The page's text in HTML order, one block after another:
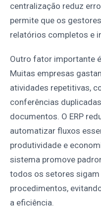
centralização reduz
permite que os
relatórios completos e
Outro fator importante
Muitas empresas
atividades repetitivas,
conferências
documentos. O ERP
automatizar fluxos
produtividade e
sistema promove
todos os setores
procedimentos,
a eficiência.